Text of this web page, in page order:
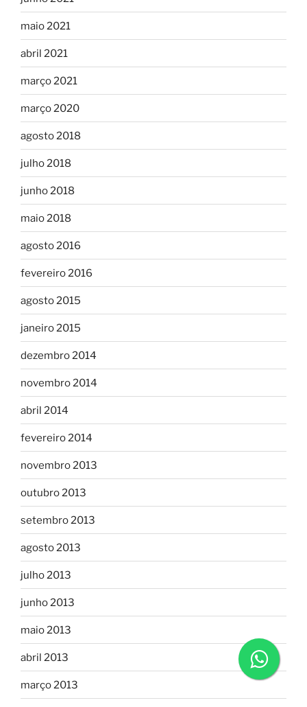
maio 2021
abril 2021
março 2021
março 2020
agosto 2018
julho 2018
junho 2018
maio 2018
agosto 2016
fevereiro 2016
agosto 2015
janeiro 2015
dezembro 2014
novembro 2014
abril 2014
fevereiro 2014
novembro 2013
outubro 2013
setembro 2013
agosto 2013
julho 2013
junho 2013
maio 2013
abril 2013
março 2013